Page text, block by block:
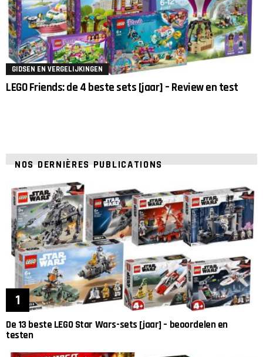
GIDSEN EN VERGELIJKINGEN
LEGO Friends: de 4 beste sets [jaar] – Review en test
NOS DERNIÈRES PUBLICATIONS
De 13 beste LEGO Star Wars-sets [jaar] – beoordelen en
testen